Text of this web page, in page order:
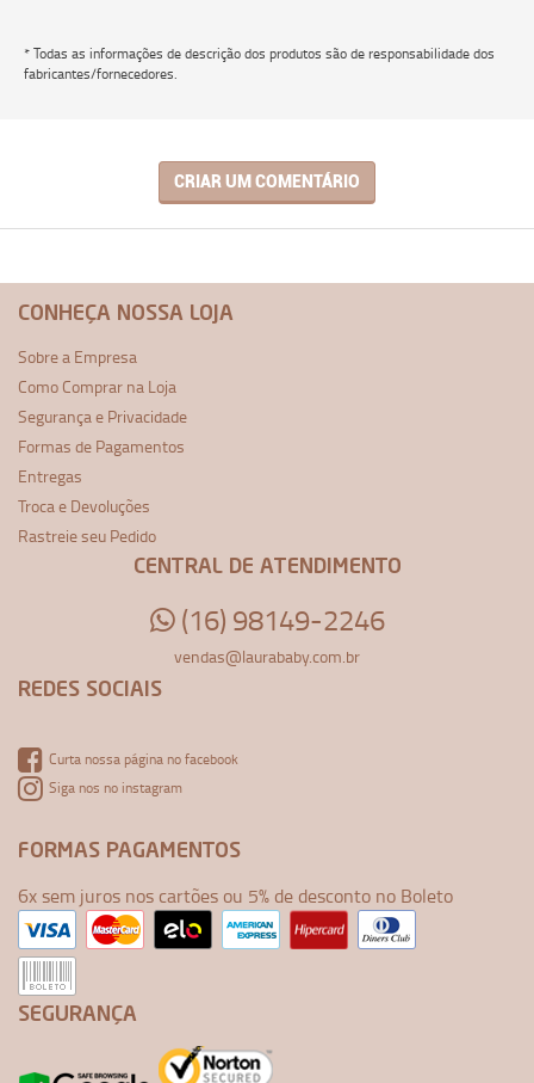
* Todas as informações de descrição dos produtos são de responsabilidade dos
fabricantes/fornecedores.
CRIAR UM COMENTÁRIO
CONHEÇA NOSSA LOJA
Sobre a Empresa
Como Comprar na Loja
Segurança e Privacidade
Formas de Pagamentos
Entregas
Troca e Devoluções
Rastreie seu Pedido
CENTRAL DE ATENDIMENTO
(16) 98149-2246
vendas@laurababy.com.br
REDES SOCIAIS
Curta nossa página no facebook
Siga nos no instagram
FORMAS PAGAMENTOS
6x sem juros nos cartões ou 5% de desconto no Boleto
SEGURANÇA